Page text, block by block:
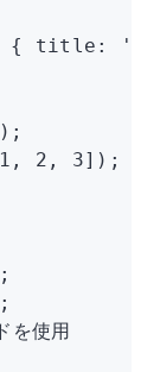
{ title :
1 , 2 , 3
を使用